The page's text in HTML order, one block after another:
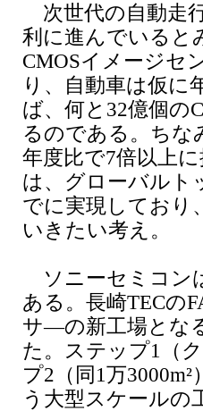
次世代の自動走
利に進んでいると
CMOSイメージセ
り、自動車は仮に
ば、何と32億個の
るのである。ちな
年度比で7倍以上
は、グローバルト
でに実現しており
いきたい考え。
ソニーセミコン
ある。長崎TECの
サ―の新工場とな
た。ステップ1（
プ2（同1万
う大型スケールの